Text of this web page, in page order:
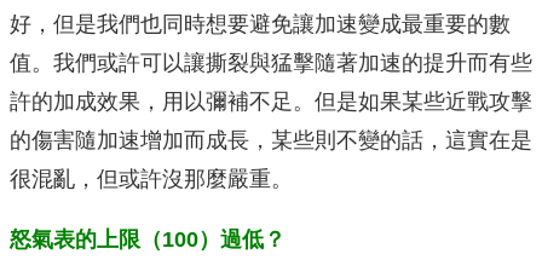
好，但是我們也同時想要避免讓加速變成最重要的數
值。我們或許可以讓撕裂與猛擊隨著加速的提升而有些
許的加成效果，用以彌補不足。但是如果某些近戰攻擊
的傷害隨加速增加而成長，某些則不變的話，這實在是
很混亂，但或許沒那麼嚴重。
怒氣表的上限（100）過低？